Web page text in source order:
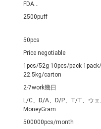
FDA...
2500puff
50pcs
Price negotiable
1pcs/52g 10pcs/pack
22.5kg/carton
2-7work幾日
L/C、D/A、D/P、T/T、ウェ
MoneyGram
500000pcs/month